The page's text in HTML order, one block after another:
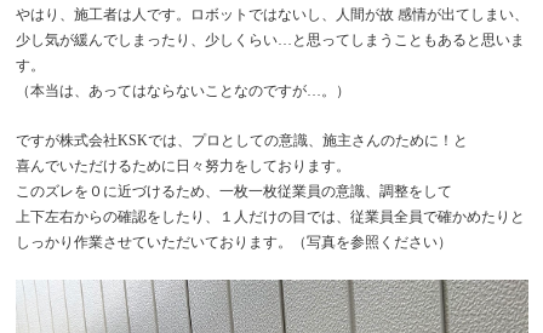
やはり、施工者は人です。ロボットではないし、人間が故 感情が出てしまい、
少し気が緩んでしまったり、少しくらい…と思ってしまうこともあると思いま
す。
（本当は、あってはならないことなのですが…。）
ですが株式会社KSKでは、プロとしての意識、施主さんのために！と
喜んでいただけるために日々努力をしております。
このズレを０に近づけるため、一枚一枚従業員の意識、調整をして
上下左右からの確認をしたり、１人だけの目では、従業員全員で確かめたりと
しっかり作業させていただいております。（写真を参照ください）